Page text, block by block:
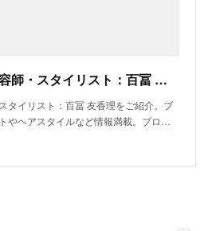
ブロック(bloc)｜美容師・スタイリスト：百冨 友香理｜ホットペッパービューティー
タイリスト：百冨 友香理をご紹介。ブ
やヘアスタイルなど情報満載。ブロ…